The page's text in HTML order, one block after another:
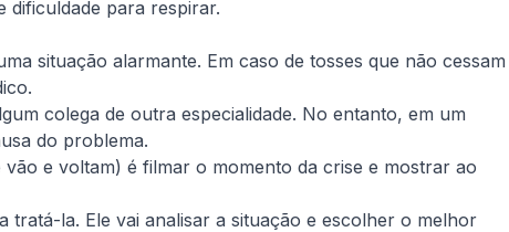
dificuldade para respirar.
situação alarmante. Em caso de tosses que não cessam
colega de outra especialidade. No entanto, em um
do problema.
e voltam) é filmar o momento da crise e mostrar ao
la. Ele vai analisar a situação e escolher o melhor